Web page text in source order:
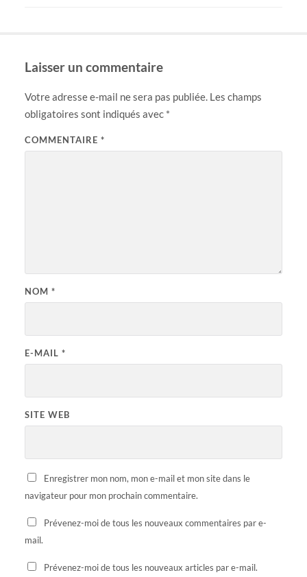
Laisser un commentaire
Votre adresse e-mail ne sera pas publiée. Les champs
obligatoires sont indiqués avec *
COMMENTAIRE *
NOM *
E-MAIL *
SITE WEB
Enregistrer mon nom, mon e-mail et mon site dans le
navigateur pour mon prochain commentaire.
Prévenez-moi de tous les nouveaux commentaires par e-
mail.
Prévenez-moi de tous les nouveaux articles par e-mail.